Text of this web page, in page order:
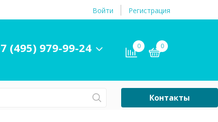
Войти Регистрация
(495) 979-99-24 0 0
Контакты